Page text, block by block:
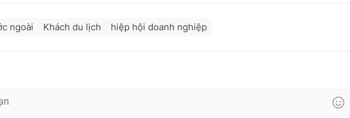
ngoài Khách du lịch hiệp hội doanh nghiệp